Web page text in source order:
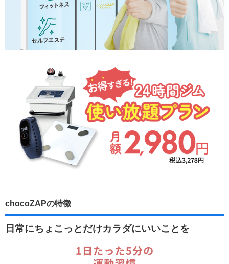
chocoZAPの特徴
日常にちょこっとだけカラダにいいことを